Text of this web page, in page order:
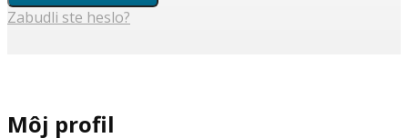
Zabudli ste heslo?
Môj profil